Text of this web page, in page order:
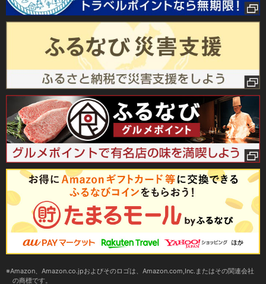
Amazon、Amazon.co.jpおよびそのロゴは、Amazon.com,Inc.またはその関連会社
の商標です。